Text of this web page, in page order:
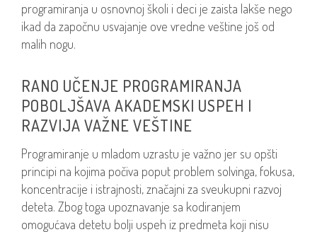
programiranja u osnovnoj školi i deci je zaista lakše nego
ikad da započnu usvajanje ove vredne veštine još od
malih nogu.
RANO UČENJE PROGRAMIRANJA
POBOLJŠAVA AKADEMSKI USPEH I
RAZVIJA VAŽNE VEŠTINE
Programiranje u mladom uzrastu je važno jer su opšti
principi na kojima počiva poput problem solvinga, fokusa,
koncentracije i istrajnosti, značajni za sveukupni razvoj
deteta. Zbog toga upoznavanje sa kodiranjem
omogućava detetu bolji uspeh iz predmeta koji nisu